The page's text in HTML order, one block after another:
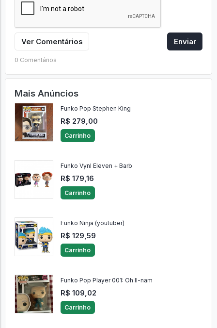
Ver Comentários Enviar
0 Comentários
Mais Anúncios
Funko Pop Stephen King
R$ 279,00
Carrinho
Funko Vynl Eleven + Barb
R$ 179,16
Carrinho
Funko Ninja (youtuber)
R$ 129,59
Carrinho
Funko Pop Player 001: Oh Il-nam
R$ 109,02
Carrinho